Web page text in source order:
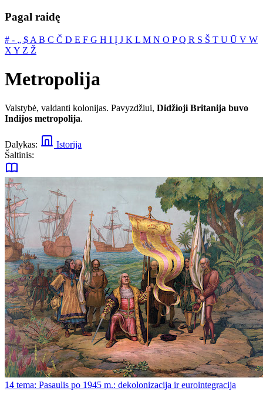
Pagal raidę
# ‐ „ $ A B C Č D E F G H I Į J K L M N O PQ R S Š T U Ū V W
X Y Z Ž
Metropolija
Valstybė, valdanti kolonijas. Pavyzdžiui, Didžioji Britanija buvo
Indijos metropolija.
Dalykas:
Istorija
Šaltinis:
14 tema: Pasaulis po 1945 m.: dekolonizacija ir eurointegracija